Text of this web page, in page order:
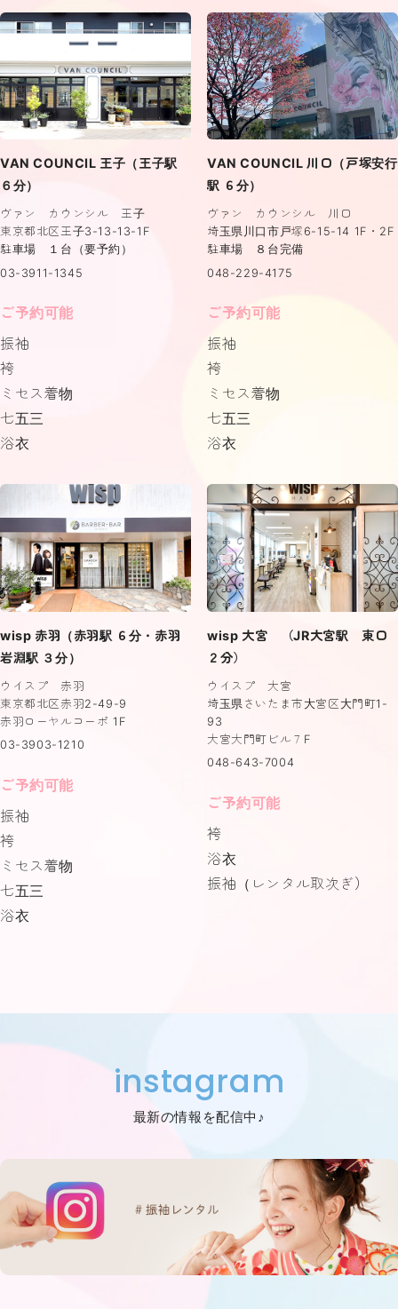
VAN COUNCIL 王子（王子駅
６分）
ヴァン カウンシル 王子
東京都北区王子3-13-13-1F
駐車場 １台（要予約）
03-3911-1345
ご予約可能
振袖
袴
ミセス着物
七五三
浴衣
VAN COUNCIL 川口（戸塚安行
駅 ６分）
ヴァン カウンシル 川口
埼玉県川口市戸塚6-15-14 1F・2F
駐車場 ８台完備
048-229-4175
ご予約可能
振袖
袴
ミセス着物
七五三
浴衣
wisp 赤羽（赤羽駅 ６分・赤羽
岩淵駅 ３分）
ウイスプ 赤羽
東京都北区赤羽2-49-9
赤羽ローヤルコーポ 1F
03-3903-1210
ご予約可能
振袖
袴
ミセス着物
七五三
浴衣
wisp 大宮 （JR大宮駅 東口
２分）
ウイスプ 大宮
埼玉県さいたま市大宮区大門町1-
93
大宮大門町ビル７F
048-643-7004
ご予約可能
袴
浴衣
振袖（レンタル取次ぎ）
instagram
最新の情報を配信中♪